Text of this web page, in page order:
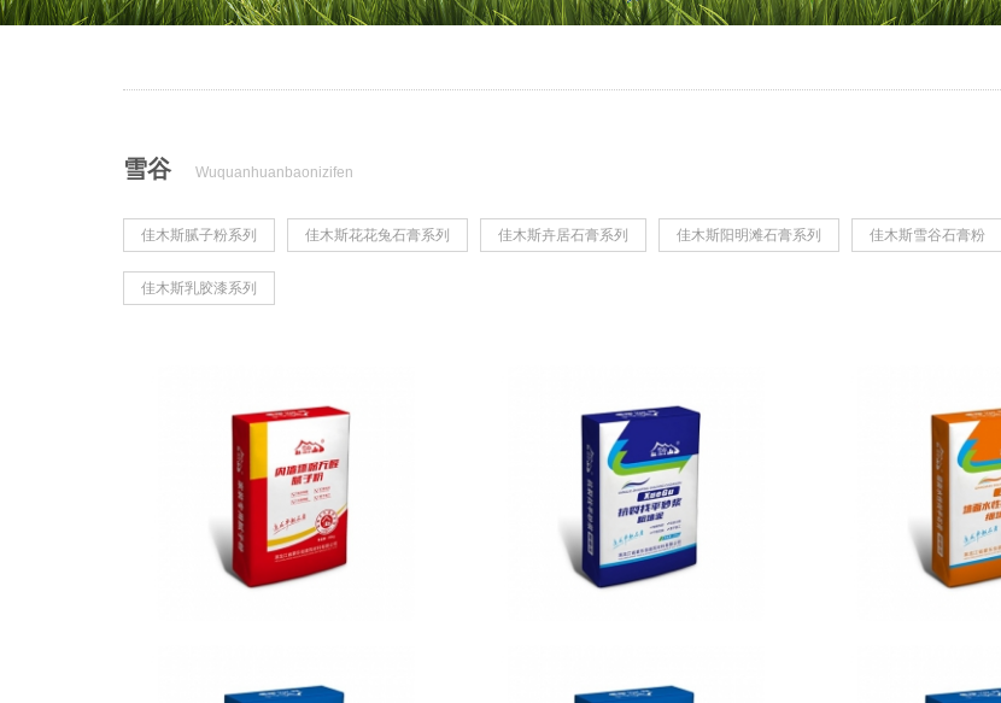
雪谷 Wuquanhuanbaonizifen
佳木斯腻子粉系列 佳木斯花花兔石膏系列 佳木斯卉居石膏系列 佳木斯阳明滩石膏系列 佳木斯雪谷石膏粉
佳木斯乳胶漆系列